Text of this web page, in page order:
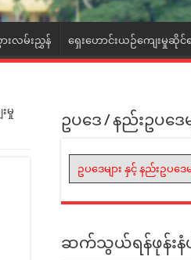
းလမ်းညွှန် ရှေးဟောင်းယဉ်ကျေးမှုဆိုင်ရ
မှု
ဥပဒေ / နည်းဥပဒေမ
ဥပဒေများ နှင့် နည်းဥပဒေ
ဆက်သွယ်ရန်ဖုန်းနံပ